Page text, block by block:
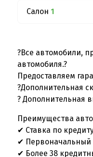
Салон 1
?Все автомобили,
автомобиля.?
Предоставляем
?Дополнительная
? Дополнительная
Преимущества
✔ Ставка по
✔ Первоначальный
✔ Более 38